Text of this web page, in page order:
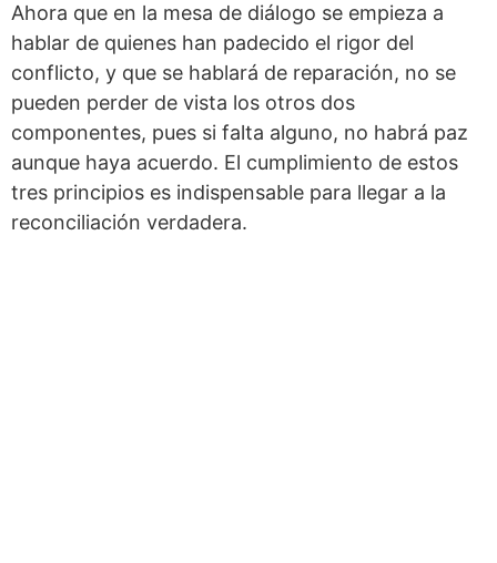
Ahora que en la mesa de diálogo se empieza a
hablar de quienes han padecido el rigor del
conflicto, y que se hablará de reparación, no se
pueden perder de vista los otros dos
componentes, pues si falta alguno, no habrá paz
aunque haya acuerdo. El cumplimiento de estos
tres principios es indispensable para llegar a la
reconciliación verdadera.